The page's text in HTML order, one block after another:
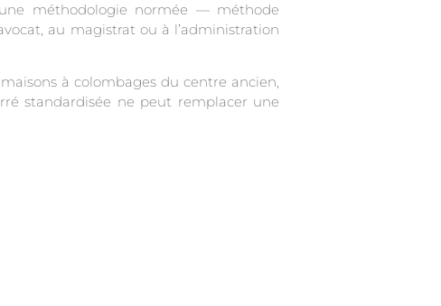
méthodologie normée — méthode
au magistrat ou à l’administration
à colombages du centre ancien,
standardisée ne peut remplacer une